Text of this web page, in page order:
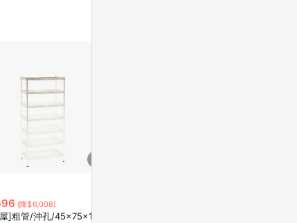
單中同一
頁標示為
件請依點數
(降$6,008)
]粗管/沖孔/45x75x165h